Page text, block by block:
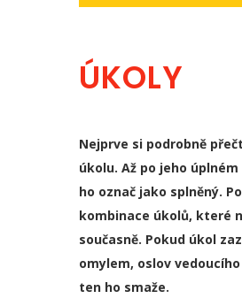
ÚKOLY
Nejprve si podrobně
úkolu. Až po jeho
ho označ jako splněný.
kombinace úkolů, které
současně. Pokud úkol
omylem, oslov
ten ho smaže.